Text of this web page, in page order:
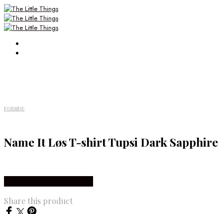
FORSIDE
Name It Løs T-shirt Tupsi Dark Sapphire
Share this product